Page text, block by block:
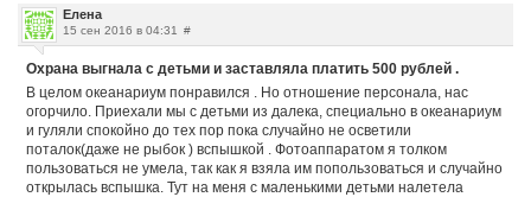
Елена
15 сен 2016 в 04:31 #
Охрана выгнала с детьми и заставляла платить 500 рублей .
В целом океанариум понравился . Но отношение персонала, нас
огорчило. Приехали мы с детьми из далека, специально в океанариум
и гуляли спокойно до тех пор пока случайно не осветили
поталок(даже не рыбок ) вспышкой . Фотоаппаратом я толком
пользоваться не умела, так как я взяла им попользоваться и случайно
открылась вспышка. Тут на меня с маленькими детьми налетела